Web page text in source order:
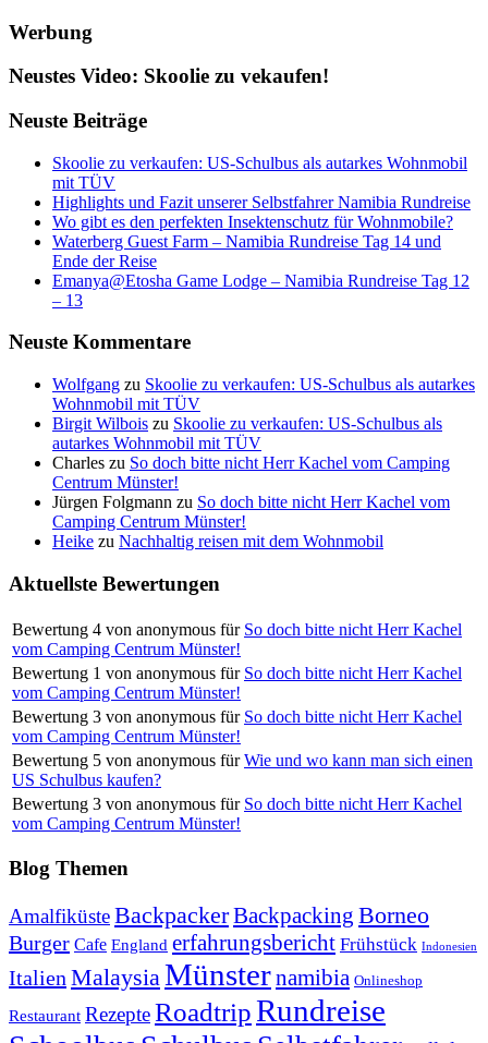
Werbung
Neustes Video: Skoolie zu vekaufen!
Neuste Beiträge
Skoolie zu verkaufen: US-Schulbus als autarkes Wohnmobil
mit TÜV
Highlights und Fazit unserer Selbstfahrer Namibia Rundreise
Wo gibt es den perfekten Insektenschutz für Wohnmobile?
Waterberg Guest Farm – Namibia Rundreise Tag 14 und
Ende der Reise
Emanya@Etosha Game Lodge – Namibia Rundreise Tag 12
– 13
Neuste Kommentare
Wolfgang zu Skoolie zu verkaufen: US-Schulbus als autarkes
Wohnmobil mit TÜV
Birgit Wilbois zu Skoolie zu verkaufen: US-Schulbus als
autarkes Wohnmobil mit TÜV
Charles zu So doch bitte nicht Herr Kachel vom Camping
Centrum Münster!
Jürgen Folgmann zu So doch bitte nicht Herr Kachel vom
Camping Centrum Münster!
Heike zu Nachhaltig reisen mit dem Wohnmobil
Aktuellste Bewertungen
Bewertung 4 von anonymous für So doch bitte nicht Herr Kachel
vom Camping Centrum Münster!
Bewertung 1 von anonymous für So doch bitte nicht Herr Kachel
vom Camping Centrum Münster!
Bewertung 3 von anonymous für So doch bitte nicht Herr Kachel
vom Camping Centrum Münster!
Bewertung 5 von anonymous für Wie und wo kann man sich einen
US Schulbus kaufen?
Bewertung 3 von anonymous für So doch bitte nicht Herr Kachel
vom Camping Centrum Münster!
Blog Themen
AmalfiküsteBackpackerBackpacking Borneo
Burger Cafe England erfahrungsbericht Frühstück Indonesien
Italien MalaysiaMünsternamibia Onlineshop
Restaurant RezepteRoadtripRundreise